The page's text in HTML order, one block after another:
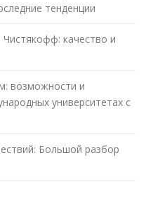
тенденции
качество и
возможности и
университетах с
Большой разбор